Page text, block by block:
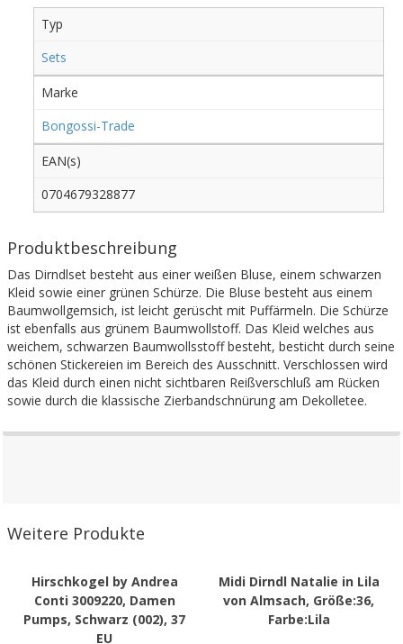
Typ
Sets
Marke
Bongossi-Trade
EAN(s)
0704679328877
Produktbeschreibung
Das Dirndlset besteht aus einer weißen Bluse, einem schwarzen
Kleid sowie einer grünen Schürze. Die Bluse besteht aus einem
Baumwollgemsich, ist leicht gerüscht mit Puffärmeln. Die Schürze
ist ebenfalls aus grünem Baumwollstoff. Das Kleid welches aus
weichem, schwarzen Baumwollsstoff besteht, besticht durch seine
schönen Stickereien im Bereich des Ausschnitt. Verschlossen wird
das Kleid durch einen nicht sichtbaren Reißverschluß am Rücken
sowie durch die klassische Zierbandschnürung am Dekolletee.
Weitere Produkte
Hirschkogel by Andrea
Conti 3009220, Damen
Pumps, Schwarz (002), 37
EU
Midi Dirndl Natalie in Lila
von Almsach, Größe:36,
Farbe:Lila